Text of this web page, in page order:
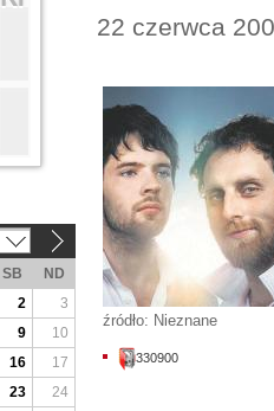
22 czerwca
źródło: Nieznane
330900
SB
ND
2
3
9
10
16
17
23
24